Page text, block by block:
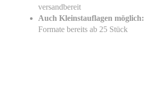
versandbereit
Auch Kleinstauflagen möglich:
Formate bereits ab 25 Stück